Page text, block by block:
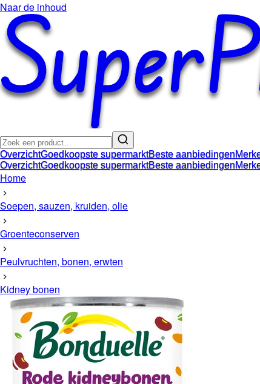
Naar de inhoud
OverzichtGoedkoopste supermarktBeste aanbiedingen
OverzichtGoedkoopste supermarktBeste aanbiedingen
Home
Soepen, sauzen, kruiden, olie
Groenteconserven
Peulvruchten, bonen, erwten
Kidney bonen